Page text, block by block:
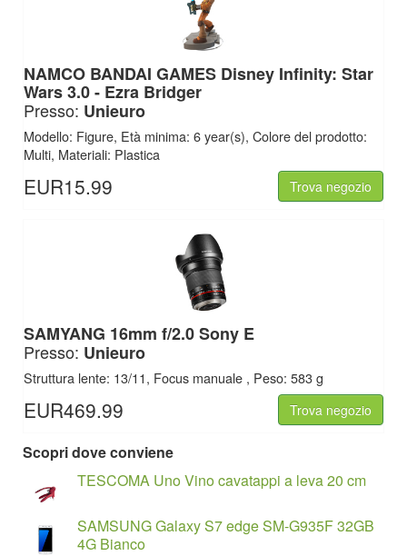
NAMCO BANDAI GAMES Disney Infinity: Star
Wars 3.0 - Ezra Bridger
Presso: Unieuro
Modello: Figure, Età minima: 6 year(s), Colore del prodotto:
Multi, Materiali: Plastica
EUR15.99 Trova negozio
SAMYANG 16mm f/2.0 Sony E
Presso: Unieuro
Struttura lente: 13/11, Focus manuale , Peso: 583 g
EUR469.99 Trova negozio
Scopri dove conviene
TESCOMA Uno Vino cavatappi a leva 20 cm
SAMSUNG Galaxy S7 edge SM-G935F 32GB
4G Bianco